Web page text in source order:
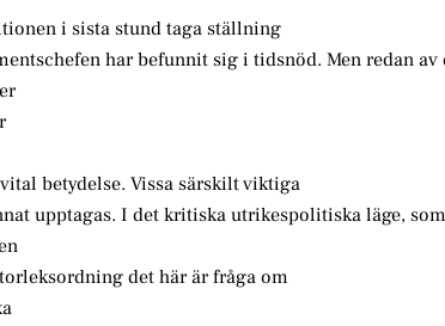
i sista stund taga ställning
har befunnit sig i tidsnöd. Men redan av
betydelse. Vissa särskilt viktiga
upptagas. I det kritiska utrikespolitiska läge,
det här är fråga om